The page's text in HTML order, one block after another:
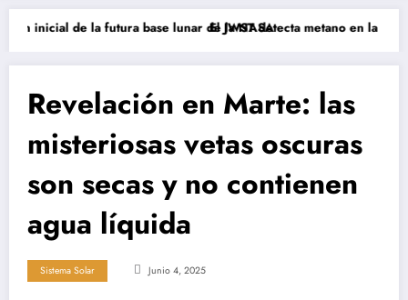
de la futura base lunar de la NASAEl JWST detecta metano en la atmósfera
Revelación en Marte: las
misteriosas vetas oscuras
son secas y no contienen
agua líquida
Sistema Solar Junio 4, 2025